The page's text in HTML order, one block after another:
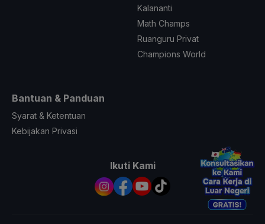
Kalananti
Math Champs
Ruanguru Privat
Champions World
Bantuan & Panduan
Syarat & Ketentuan
Kebijakan Privasi
Ikuti Kami